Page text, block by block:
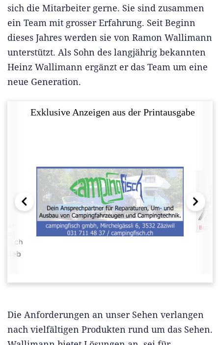
sich die Mitarbeiter gerne. Sie sind zusammen
ein Team mit grosser Erfahrung. Seit Beginn
dieses Jahres werden sie von Ramon Wallimann
unterstützt. Als Sohn des langjährig bekannten
Heinz Wallimann ergänzt er das Team um eine
neue Generation.
Exklusive Anzeigen aus der Printausgabe
Die Anforderungen an unser Sehen verlangen
nach vielfältigen Produkten rund um das Sehen.